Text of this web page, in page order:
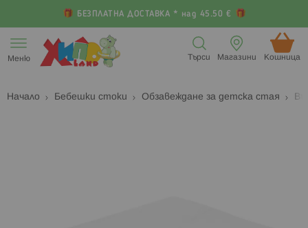
БЕЗПЛАТНА ДОСТАВКА * над 45.50 €
към
съдържанието
Меню Кошница (
Магазини
Търси
Начало Бебешки стоки Обзавеждане за детска стая